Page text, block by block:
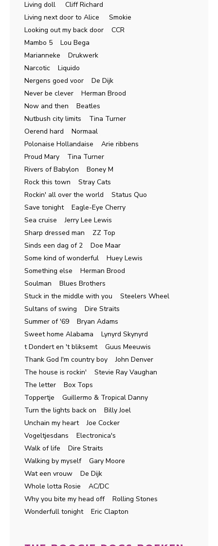
Living doll Cliff Richard
Living next door to Alice Smokie
Looking out my back door CCR
Mambo 5 Lou Bega
Marianneke Drukwerk
Narcotic Liquido
Nergens goed voor De Dijk
Never be clever Herman Brood
Now and then Beatles
Nutbush city limits Tina Turner
Oerend hard Normaal
Polonaise Hollandaise Arie ribbens
Proud Mary Tina Turner
Rivers of Babylon Boney M
Rock this town Stray Cats
Rockin' all over the world Status Quo
Save tonight Eagle-Eye Cherry
Sea cruise Jerry Lee Lewis
Sharp dressed man ZZ Top
Sinds een dag of 2 Doe Maar
Some kind of wonderful Huey Lewis
Something else Herman Brood
Soulman Blues Brothers
Stuck in the middle with you Steelers Wheel
Sultans of swing Dire Straits
Summer of '69 Bryan Adams
Sweet home Alabama Lynyrd Skynyrd
t Dondert en 't bliksemt Guus Meeuwis
Thank God I'm country boy John Denver
The house is rockin' Stevie Ray Vaughan
The letter Box Tops
Toppertje Guillermo & Tropical Danny
Turn the lights back on Billy Joel
Unchain my heart Joe Cocker
Vogeltjesdans Electronica's
Walk of life Dire Straits
Walking by myself Gary Moore
Wat een vrouw De Dijk
Whole lotta Rosie AC/DC
Why you bite my head off Rolling Stones
Wonderfull tonight Eric Clapton